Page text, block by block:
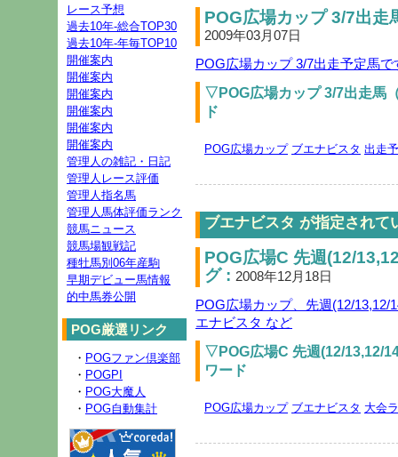
POG広場カップ 3/7出走
2009年03月07日
POG広場カップ 3/7出走予定馬
▽POG広場カップ 3/7出走馬
ド
POG広場カップ ブエナビスタ 出走
ブエナビスタ が指定されて
POG広場C 先週(12/
グ : 2008年12月18日
POG広場カップ、先週(12/
エナビスタ など
▽POG広場C 先週(12/13,12/
ワード
POG広場カップ ブエナビスタ 大会
レース予想
過去10年-総合TOP30
過去10年-年毎TOP10
開催案内
開催案内
開催案内
開催案内
開催案内
開催案内
管理人の雑記・日記
管理人レース評価
管理人指名馬
管理人馬体評価ランク
競馬ニュース
競馬場観戦記
種牡馬別06年産駒
早期デビュー馬情報
的中馬券公開
POG厳選リンク
・ POGファン倶楽部
・ POGPI
・ POG大魔人
・ POG自動集計